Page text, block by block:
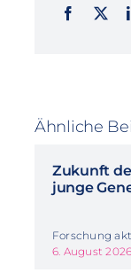
Ähnliche
Zukunft
junge
Forschung
6. August 2026